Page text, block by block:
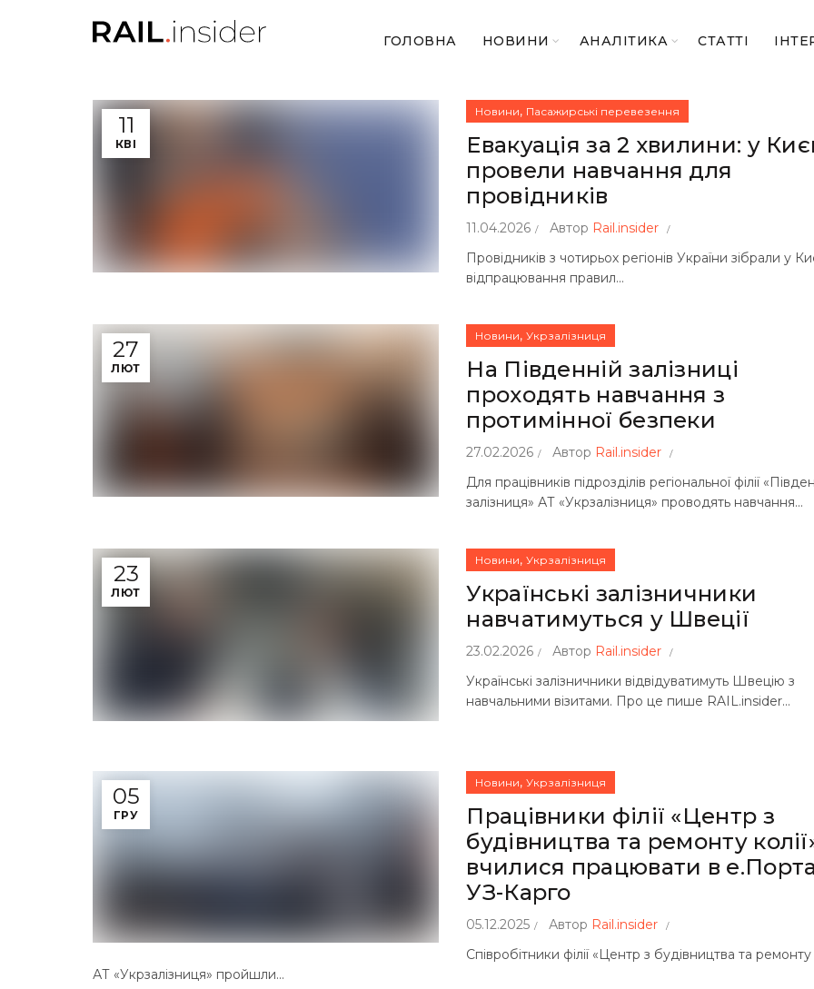
ГОЛОВНА НОВИНИ АНАЛІТИКА СТАТТІ
11
КВІ
Новини, Пасажирські перевезення
Евакуація за 2 хвилини: у
провели навчання для
провідників
11.04.2026 Автор Rail.insider
Провідників з чотирьох регіонів України зібрали у
відпрацювання правил...
27
ЛЮТ
Новини,Укрзалізниця
На Південній залізниці
проходять навчання з
протимінної безпеки
27.02.2026 Автор Rail.insider
Для працівників підрозділів регіональної філії
залізниця» АТ «Укрзалізниця» проводять навчання...
23
ЛЮТ
Новини,Укрзалізниця
Українські залізничники
навчатимуться у Швеції
23.02.2026 Автор Rail.insider
Українські залізничники відвідуватимуть Швецію з
навчальними візитами. Про це пише RAIL.insider...
05
ГРУ
Новини,Укрзалізниця
Працівники філії «Центр з
будівництва та ремонту
вчилися працювати в
УЗ-Карго
05.12.2025 Автор Rail.insider
Співробітники філії «Центр з будівництва та ремонту
АТ «Укрзалізниця» пройшли...